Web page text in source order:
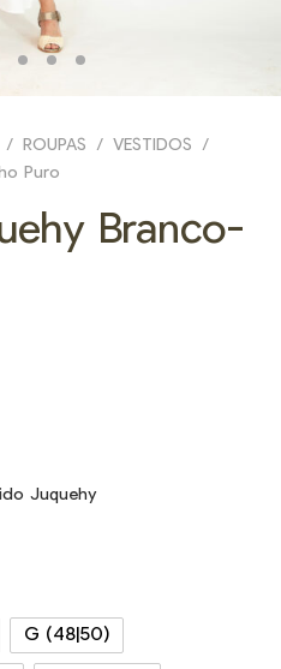
/ ROUPAS / VESTIDOS
/
Puro
Branco-
Juquehy
G (48|50)